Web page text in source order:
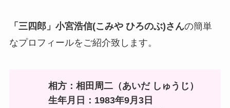
「三四郎」小宮浩信(こみや ひろのぶ)さんの簡単
なプロフィールをご紹介致します。
相方：相田周二 （あいだ しゅうじ ）
生年月日：1983年9月3日